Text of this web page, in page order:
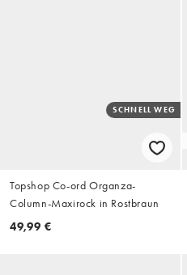
SCHNELL WEG
Topshop Co-ord Organza-
Column-Maxirock in Rostbraun
49,99 €